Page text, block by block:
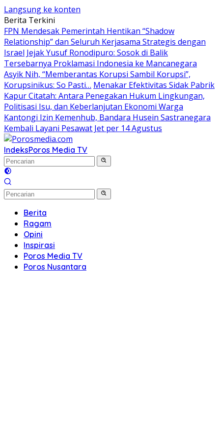
Langsung ke konten
Berita Terkini
FPN Mendesak Pemerintah Hentikan “Shadow
Relationship” dan Seluruh Kerjasama Strategis dengan
Israel Jejak Yusuf Ronodipuro: Sosok di Balik
Tersebarnya Proklamasi Indonesia ke Mancanegara
Asyik Nih, “Memberantas Korupsi Sambil Korupsi”,
Korupsinikus: So Pasti… Menakar Efektivitas Sidak Pabrik
Kapur Citatah: Antara Penegakan Hukum Lingkungan,
Politisasi Isu, dan Keberlanjutan Ekonomi Warga
Kantongi Izin Kemenhub, Bandara Husein Sastranegara
Kembali Layani Pesawat Jet per 14 Agustus
IndeksPoros Media TV
Berita
Ragam
Opini
Inspirasi
Poros Media TV
Poros Nusantara